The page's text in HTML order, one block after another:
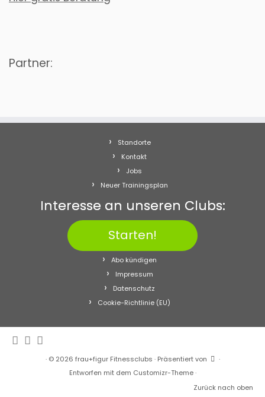
Partner:
Standorte
Kontakt
Jobs
Neuer Trainingsplan
Interesse an unseren Clubs:
Starten!
Abo kündigen
Impressum
Datenschutz
Cookie-Richtlinie (EU)
· © 2026 frau+figur Fitnessclubs · Präsentiert von
·
Entworfen mit dem Customizr-Theme·
Zurück nach oben